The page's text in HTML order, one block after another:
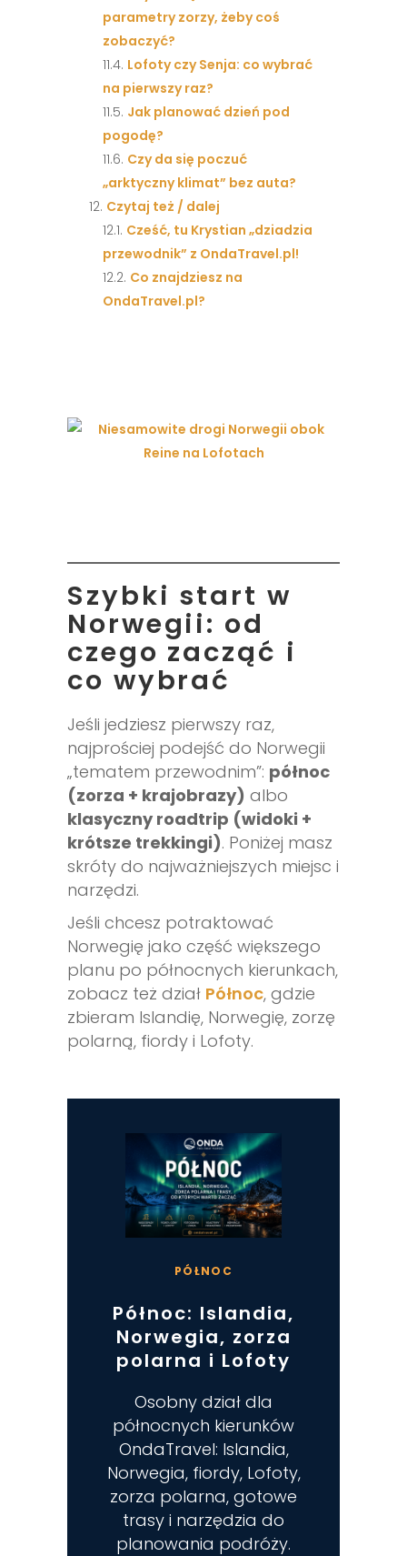
parametry zorzy, żeby coś
zobaczyć?
Lofoty czy Senja: co wybrać
na pierwszy raz?
Jak planować dzień pod
pogodę?
Czy da się poczuć
„arktyczny klimat” bez auta?
Czytaj też / dalej
Cześć, tu Krystian „dziadzia
przewodnik” z OndaTravel.pl!
Co znajdziesz na
OndaTravel.pl?
Szybki start w
Norwegii: od
czego zacząć i
co wybrać
Jeśli jedziesz pierwszy raz,
najprościej podejść do Norwegii
„tematem przewodnim”: północ
(zorza + krajobrazy) albo
klasyczny roadtrip (widoki +
krótsze trekkingi). Poniżej masz
skróty do najważniejszych miejsc i
narzędzi.
Jeśli chcesz potraktować
Norwegię jako część większego
planu po północnych kierunkach,
zobacz też dział Północ, gdzie
zbieram Islandię, Norwegię, zorzę
polarną, fiordy i Lofoty.
PÓŁNOC
Północ: Islandia,
Norwegia, zorza
polarna i Lofoty
Osobny dział dla
północnych kierunków
OndaTravel: Islandia,
Norwegia, fiordy, Lofoty,
zorza polarna, gotowe
trasy i narzędzia do
planowania podróży.